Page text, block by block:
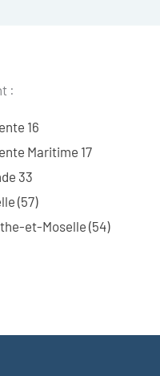
:
16
Maritime 17
33
(57)
et-Moselle (54)